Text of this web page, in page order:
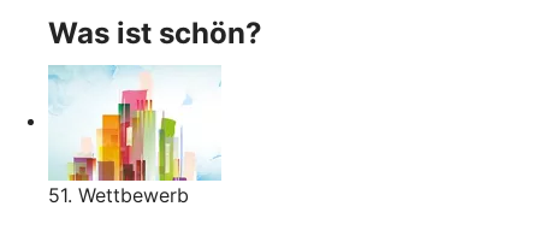
Was ist schön?
51. Wettbewerb